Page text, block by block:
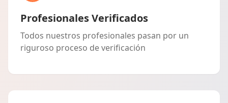
Profesionales Verificados
Todos nuestros profesionales pasan por un
riguroso proceso de verificación